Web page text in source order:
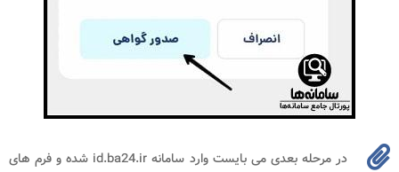
در مرحله بعدی می بایست وارد سامانه id.ba24.ir شده و فرم های